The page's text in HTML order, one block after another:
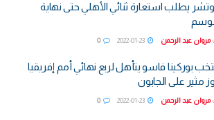
يطلب استعارة ثنائي الأهلي حتى نهاية
مروان عبد الرحمن 0
بوركينا فاسو يتأهل لربع نهائي أمم إفريقيا
مثير على الجابون
مروان عبد الرحمن 0